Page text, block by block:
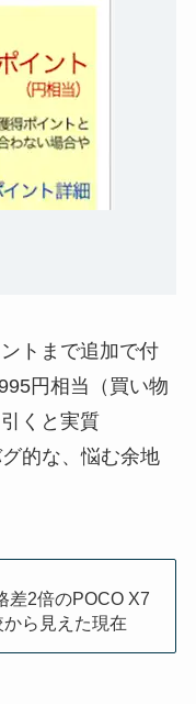
トまで追加で付
円相当（買い物
くと実質
的な、悩む余地
差2倍のPOCO X7
ら見えた現在